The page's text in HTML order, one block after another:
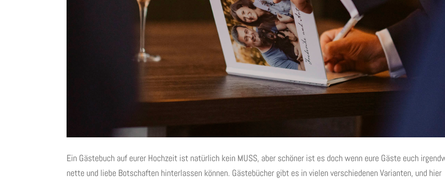
Ein Gästebuch auf eurer Hochzeit ist natürlich kein MUSS, aber schöner ist es doch wenn eure Gäste euch
nette und liebe Botschaften hinterlassen können. Gästebücher gibt es in vielen verschiedenen Varianten, und hier